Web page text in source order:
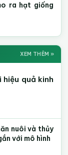
ra hạt giống
XEM THÊM »
quả kinh
nuôi và thủy
với mô hình